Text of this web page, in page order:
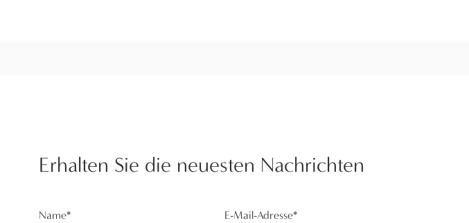
Erhalten Sie die neuesten Nachrichten
Name* E-Mail-Adresse*